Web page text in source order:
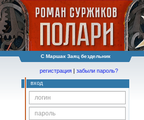
С Маршак Заяц бездельник
регистрация | забыли пароль?
вход